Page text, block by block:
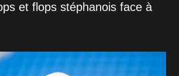
et flops stéphanois face à